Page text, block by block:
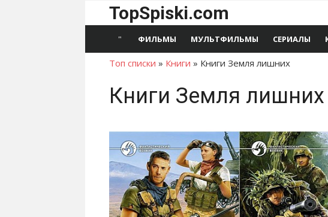
TopSpiski.com
ФИЛЬМЫ МУЛЬТФИЛЬМЫ СЕРИАЛЫ
Топ списки » Книги » Книги Земля лишних
Книги Земля лишних